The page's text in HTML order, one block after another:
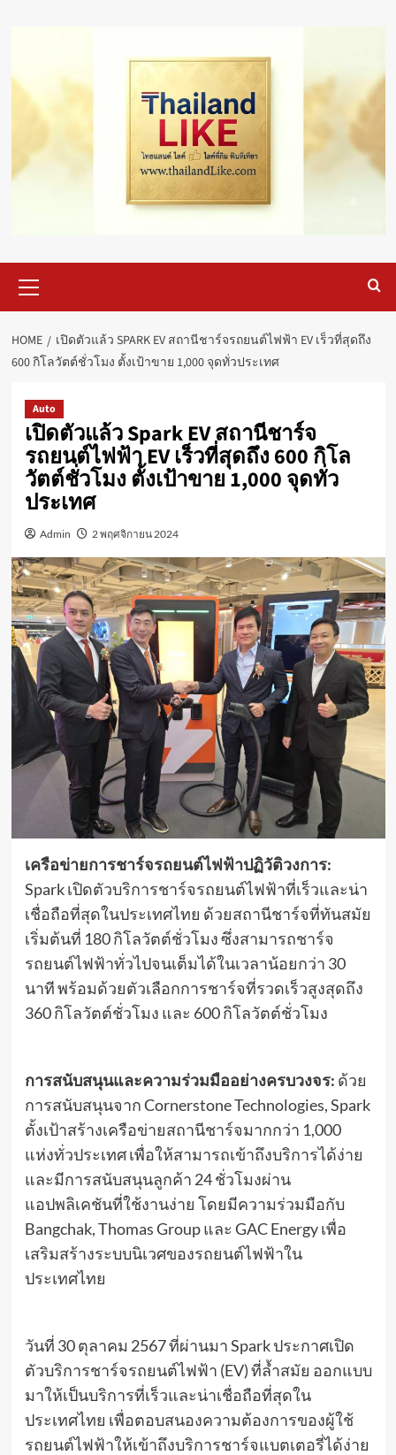
Menu
HOME
เปิดตัวแล้ว SPARK EV สถานีชาร์จรถยนต์ไฟฟ้า EV เร็วที่สุดถึง
600 กิโลวัตต์ชั่วโมง ตั้งเป้าขาย 1,000 จุดทั่วประเทศ
Auto
เปิดตัวแล้ว Spark EV สถานีชาร์จ
รถยนต์ไฟฟ้า EV เร็วที่สุดถึง 600 กิโล
วัตต์ชั่วโมง ตั้งเป้าขาย 1,000 จุดทั่ว
ประเทศ
Admin 2 พฤศจิกายน 2024
เครือข่ายการชาร์จรถยนต์ไฟฟ้าปฏิวัติวงการ:
Spark เปิดตัวบริการชาร์จรถยนต์ไฟฟ้าที่เร็วและน่า
เชื่อถือที่สุดในประเทศไทย ด้วยสถานีชาร์จที่ทันสมัย
เริ่มต้นที่ 180 กิโลวัตต์ชั่วโมง ซึ่งสามารถชาร์จ
รถยนต์ไฟฟ้าทั่วไปจนเต็มได้ในเวลาน้อยกว่า 30
นาที พร้อมด้วยตัวเลือกการชาร์จที่รวดเร็วสูงสุดถึง
360 กิโลวัตต์ชั่วโมง และ 600 กิโลวัตต์ชั่วโมง
การสนับสนุนและความร่วมมืออย่างครบวงจร: ด้วย
การสนับสนุนจาก Cornerstone Technologies, Spark
ตั้งเป้าสร้างเครือข่ายสถานีชาร์จมากกว่า 1,000
แห่งทั่วประเทศ เพื่อให้สามารถเข้าถึงบริการได้ง่าย
และมีการสนับสนุนลูกค้า 24 ชั่วโมงผ่าน
แอปพลิเคชันที่ใช้งานง่าย โดยมีความร่วมมือกับ
Bangchak, Thomas Group และ GAC Energy เพื่อ
เสริมสร้างระบบนิเวศของรถยนต์ไฟฟ้าใน
ประเทศไทย
วันที่ 30 ตุลาคม 2567 ที่ผ่านมา Spark ประกาศเปิด
ตัวบริการชาร์จรถยนต์ไฟฟ้า (EV) ที่ล้ำสมัย ออกแบบ
มาให้เป็นบริการที่เร็วและน่าเชื่อถือที่สุดใน
ประเทศไทย เพื่อตอบสนองความต้องการของผู้ใช้
รถยนต์ไฟฟ้าให้เข้าถึงบริการชาร์จแบตเตอรี่ได้ง่าย